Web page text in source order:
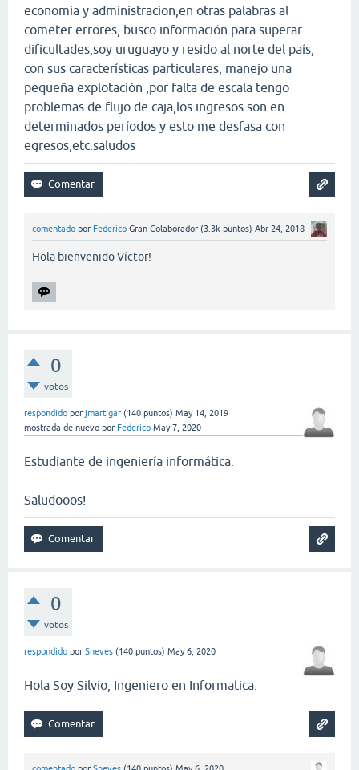
economía y administracion,en otras palabras al
cometer errores, busco información para superar
dificultades,soy uruguayo y resido al norte del país,
con sus características particulares, manejo una
pequeña explotación ,por falta de escala tengo
problemas de flujo de caja,los ingresos son en
determinados períodos y esto me desfasa con
egresos,etc.saludos
comentado por Federico Gran Colaborador (3.3k puntos) Abr 24, 2018
Hola bienvenido Víctor!
0
votos
respondido por jmartigar (140 puntos) May 14, 2019
mostrada de nuevo por Federico May 7, 2020
Estudiante de ingeniería informática.
Saludooos!
0
votos
respondido por Sneves (140 puntos) May 6, 2020
Hola Soy Silvio, Ingeniero en Informatica.